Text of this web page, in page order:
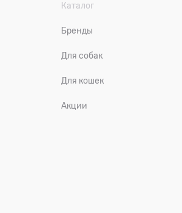
Каталог
Бренды
Для собак
Для кошек
Акции